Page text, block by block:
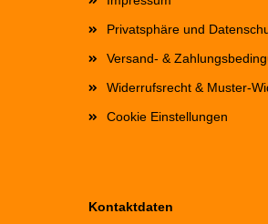
Privatsphäre und
Versand- &
Widerrufsrecht & Muster-
Cookie Einstellungen
Kontaktdaten